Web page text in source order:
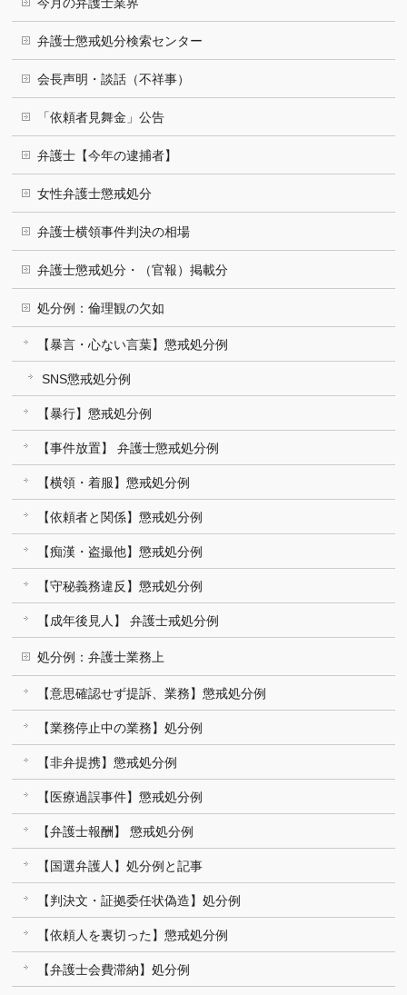
弁護士懲戒処分検索センター
会長声明・談話（不祥事）
「依頼者見舞金」公告
弁護士【今年の逮捕者】
女性弁護士懲戒処分
弁護士横領事件判決の相場
弁護士懲戒処分・（官報）掲載分
処分例：倫理観の欠如
【暴言・心ない言葉】懲戒処分例
SNS懲戒処分例
【暴行】懲戒処分例
【事件放置】 弁護士懲戒処分例
【横領・着服】懲戒処分例
【依頼者と関係】懲戒処分例
【痴漢・盗撮他】懲戒処分例
【守秘義務違反】懲戒処分例
【成年後見人】 弁護士戒処分例
処分例：弁護士業務上
【意思確認せず提訴、業務】懲戒処分例
【業務停止中の業務】処分例
【非弁提携】懲戒処分例
【医療過誤事件】懲戒処分例
【弁護士報酬】 懲戒処分例
【国選弁護人】処分例と記事
【判決文・証拠委任状偽造】処分例
【依頼人を裏切った】懲戒処分例
【弁護士会費滞納】処分例